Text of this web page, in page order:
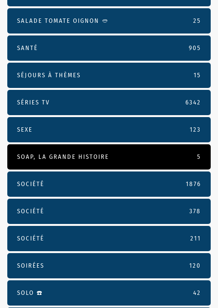
SALADE TOMATE OIGNON 🥙 25
SANTÉ 905
SÉJOURS À THÈMES 15
SÉRIES TV 6342
SEXE 123
SOAP, LA GRANDE HISTOIRE 5
SOCIÉTÉ 1876
SOCIÉTÉ 378
SOCIÉTÉ 211
SOIRÉES 120
SOLO ☎️ 42